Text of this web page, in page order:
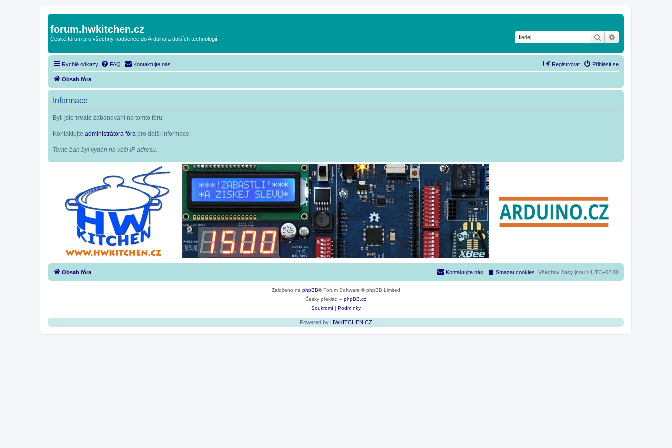
forum.hwkitchen.cz
České fórum pro všechny nadšence do Arduina a dalších technologií. Hledat
Rychlé odkazy FAQ Kontaktujte nás Přihlásit se
Registrovat
Obsah fóra
Informace
Byli jste trvale zabanováni na tomto fóru.
Kontaktujte administrátora fóra pro další informace.
Tento ban byl vydán na vaši IP adresu.
Obsah fóra Všechny časy jsou v UTC+02:00
Smazat cookies
Kontaktujte nás
Založeno na phpBB® Forum Software © phpBB Limited
Český překlad – phpBB.cz
Soukromí| Podmínky
Powered by HWKITCHEN.CZ